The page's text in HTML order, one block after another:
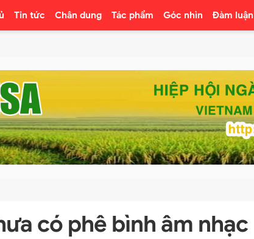
Tin tức Chân dung Tác phẩm Góc nhìn Đàm luận
có phê bình âm nhạc